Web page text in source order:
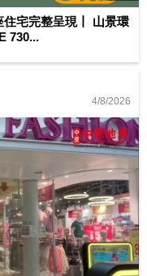
住宅完整呈現丨 山景環
730...
4/8/2026